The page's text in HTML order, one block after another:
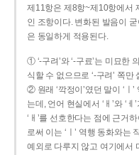
제11항은 제8항~제10항에서
인 조항이다. 변화된 발음이
은 동일하게 적용된다.
① ‘-구려’와 ‘-구료’는 미묘한
식할 수 없으므로 ‘-구려’ 쪽만
② 원래 ‘깍정이’였던 말이 ‘ㅣ
는데, 언어 현실에서 ‘ㅐ’와 ‘
‘ㅐ’를 선호한다는 점에 근거
로써 이는 ‘ㅣ’ 역행 동화와는
예외로 다루지 않고 여기에서